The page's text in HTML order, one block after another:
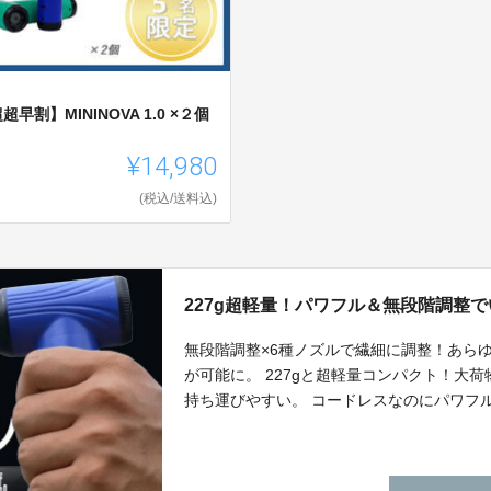
超早割】MININOVA 1.0 ×２個
¥14,980
(税込/送料込)
227g超軽量！パワフル＆無段階調整
無段階調整×6種ノズルで繊細に調整！あら
が可能に。 227gと超軽量コンパクト！大
持ち運びやすい。 コードレスなのにパワフ